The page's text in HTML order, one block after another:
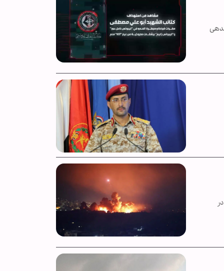
ستاد فرماندهی